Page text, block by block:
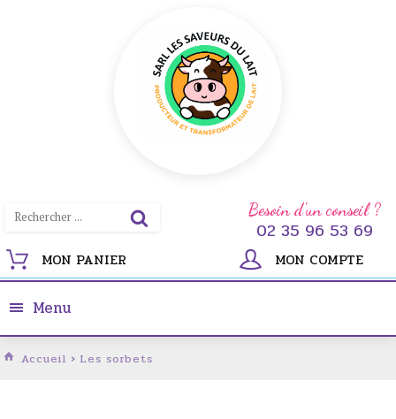
Besoin d'un conseil ?
02 35 96 53 69
MON PANIER MON COMPTE
Menu
Accueil ›Les sorbets